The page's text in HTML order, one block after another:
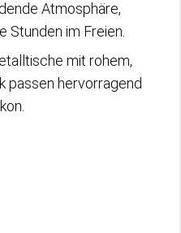
Atmosphäre,
im Freien.
mit rohem,
passen hervorragend